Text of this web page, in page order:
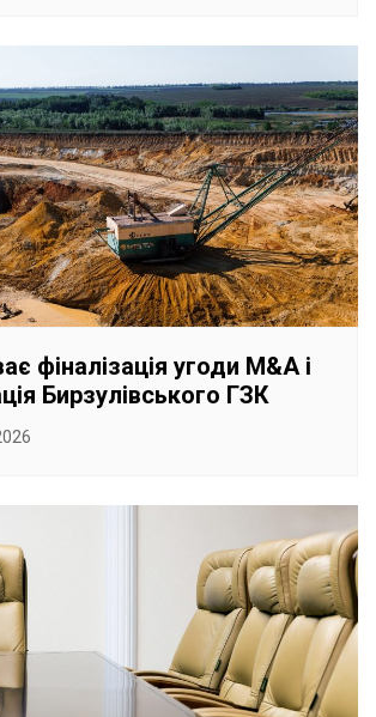
фіналізація угоди M&A і
Бирзулівського ГЗК